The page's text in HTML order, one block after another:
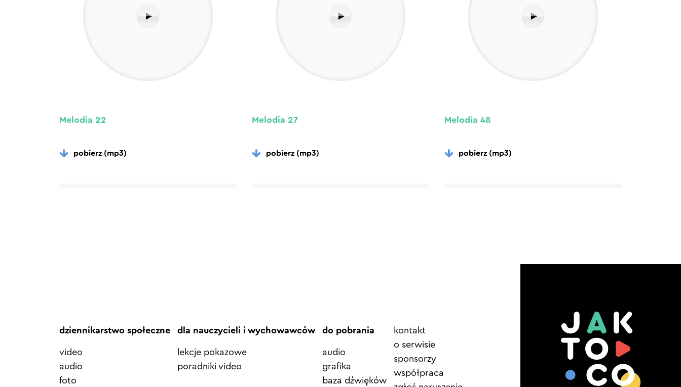
Melodia 22
pobierz (mp3)
Melodia 27
pobierz (mp3)
Melodia 48
pobierz (mp3)
dziennikarstwo społeczne
video
audio
foto
dla nauczycieli i wychowawców
lekcje pokazowe
poradniki video
do pobrania
audio
grafika
baza dźwięków
Element
menu
kontakt
o serwisie
sponsorzy
współpraca